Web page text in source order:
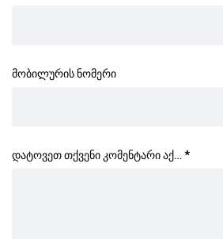
მობილურის ნომერი
დატოვეთ თქვენი კომენტარი აქ… *